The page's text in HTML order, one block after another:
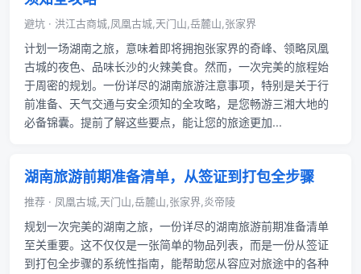
避坑 · 洪江古商城,凤凰古城,天门山,岳麓山,张家界
计划一场湖南之旅，意味着即将拥抱张家界的奇峰、领略凤凰
古城的夜色、品味长沙的火辣美食。然而，一次完美的旅程始
于周密的规划。一份详尽的湖南旅游注意事项，特别是关于行
前准备、天气交通与安全须知的全攻略，是您畅游三湘大地的
必备锦囊。提前了解这些要点，能让您的旅途更加...
湖南旅游前期准备清单，从签证到打包全步骤
推荐 · 凤凰古城,天门山,岳麓山,张家界,炎帝陵
规划一次完美的湖南之旅，一份详尽的湖南旅游前期准备清单
至关重要。这不仅仅是一张简单的物品列表，而是一份从签证
到打包全步骤的系统性指南，能帮助您从容应对旅途中的各种